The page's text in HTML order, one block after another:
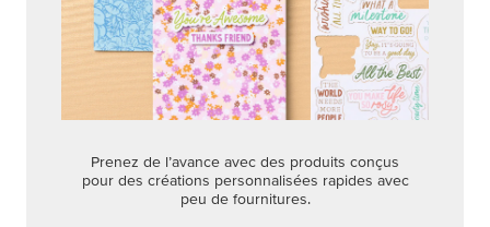
Prenez de l’avance avec des produits conçus
pour des créations personnalisées rapides avec
peu de fournitures.